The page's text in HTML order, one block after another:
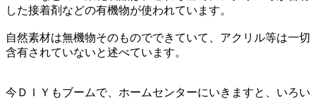
した接着剤などの有機物が使われています。
自然素材は無機物そのものでできていて、アクリル等は一切
含有されていないと述べています。
今ＤＩＹもブームで、ホームセンターにいきますと、いろい